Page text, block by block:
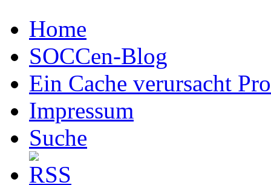
Home
SOCCen-Blog
Ein Cache verursacht
Impressum
Suche